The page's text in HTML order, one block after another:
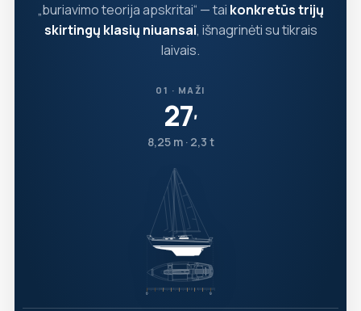
„buriavimo teorija apskritai“ — tai konkretūs trijų
skirtingų klasių niuansai, išnagrinėti su tikrais
laivais.
01 · MAŽI
27′
8,25 m · 2,3 t